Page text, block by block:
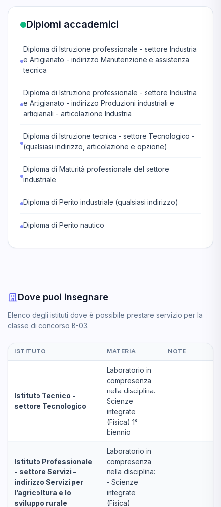
Diplomi accademici
Diploma di Istruzione professionale - settore Industria
e Artigianato - indirizzo Manutenzione e assistenza
tecnica
Diploma di Istruzione professionale - settore Industria
e Artigianato - indirizzo Produzioni industriali e
artigianali - articolazione Industria
Diploma di Istruzione tecnica - settore Tecnologico -
(qualsiasi indirizzo, articolazione e opzione)
Diploma di Maturità professionale del settore
industriale
Diploma di Perito industriale (qualsiasi indirizzo)
Diploma di Perito nautico
Dove puoi insegnare
Elenco degli istituti dove è possibile prestare servizio per la
classe di concorso B-03.
ISTITUTO MATERIA NOTE
Istituto Tecnico -
settore Tecnologico
Laboratorio in
compresenza
nella disciplina:
Scienze
integrate
(Fisica) 1°
biennio
Istituto Professionale
- settore Servizi –
indirizzo Servizi per
l’agricoltura e lo
sviluppo rurale
Laboratorio in
compresenza
nella disciplina:
- Scienze
integrate
(Fisica)